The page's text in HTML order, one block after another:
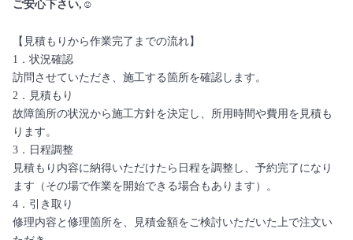
ご安心下さい,☺️
【見積もりから作業完了までの流れ】
1．状況確認
訪問させていただき、施工する箇所を確認します。
2．見積もり
故障箇所の状況から施工方針を決定し、所用時間や費用を見積も
ります。
3．日程調整
見積もり内容に納得いただけたら日程を調整し、予約完了になり
ます（その場で作業を開始できる場合もあります）。
4．引き取り
修理内容と修理箇所を、見積金額をご検討いただいた上で注文い